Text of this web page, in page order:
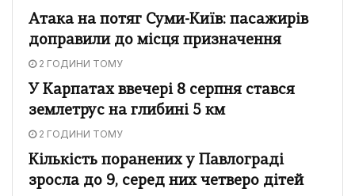
Атака на потяг Суми-Київ: пасажирів
доправили до місця призначення
2 ГОДИНИ ТОМУ
У Карпатах ввечері 8 серпня стався
землетрус на глибині 5 км
2 ГОДИНИ ТОМУ
Кількість поранених у Павлограді
зросла до 9, серед них четверо дітей